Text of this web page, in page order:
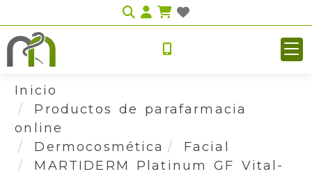
Identifícate
Inicio
Productos de parafarmacia
online
Dermocosmética
Facial
MARTIDERM Platinum GF Vital-